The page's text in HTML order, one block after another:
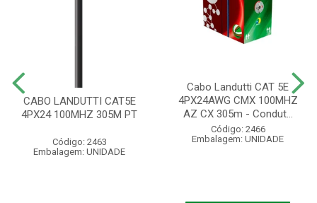
CABO LANDUTTI CAT5E
4PX24 100MHZ 305M PT
Código: 2463
Embalagem: UNIDADE
Cabo Landutti CAT 5E
4PX24AWG CMX 100MHZ
AZ CX 305m - Condut...
Código: 2466
Embalagem: UNIDADE